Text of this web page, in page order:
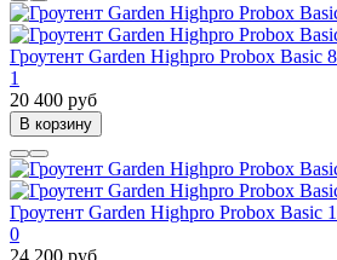
Гроутент Garden Highpro Probox Basic
1
20 400 руб
В корзину
Гроутент Garden Highpro Probox Basic
0
24 200 руб